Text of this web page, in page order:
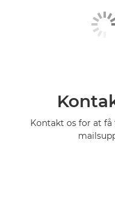
Kontakt os for at få